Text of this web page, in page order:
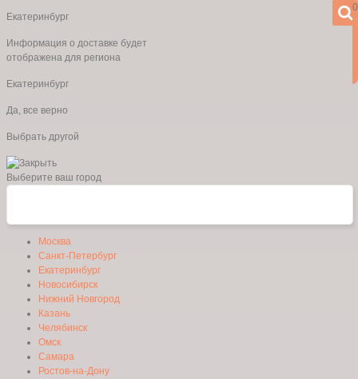
Екатеринбург
Информация о доставке будет
отображена для региона
Екатеринбург
Да, все верно
Выбрать другой
Выберите ваш город
Москва
Санкт-Петербург
Екатеринбург
Новосибирск
Нижний Новгород
Казань
Челябинск
Омск
Самара
Ростов-на-Дону
0